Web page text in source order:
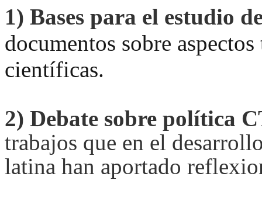
1) Bases para el estudio
documentos sobre
científicas.
2) Debate sobre política
trabajos que en el
latina han aportado